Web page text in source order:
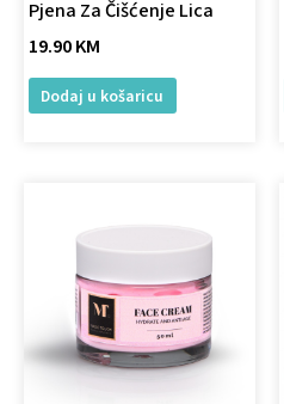
Pjena Za Čišćenje Lica
19.90KM
Dodaj u košaricu